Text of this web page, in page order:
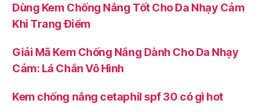
Dùng Kem Chống Nắng Tốt Cho Da Nhạy Cảm
Khi Trang Điểm
Giải Mã Kem Chống Nắng Dành Cho Da Nhạy
Cảm: Lá Chắn Vô Hình
Kem chống nắng cetaphil spf 30 có gì hot